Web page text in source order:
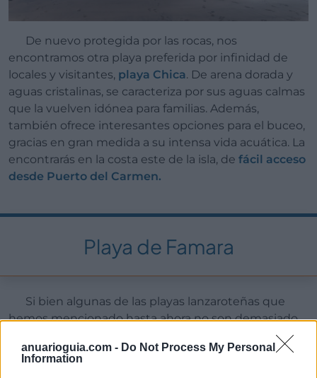
anuarioguia.com - Do Not Process My Personal
Information
De nuevo protegida por las rocas, nos
encontramos otra playa preferida por infinidad de
locales y visitantes, playa Chica. De arena dorada y
aguas cristalinas, se caracteriza por sus aguas calmas
que la vuelven idónea para familias. Además,
también ofrece interesantes opciones para el buceo,
gracias en gran medida a su intensa vida acuática. La
encontrarás en la costa este de la isla, de fácil acceso
desde Puerto del Carmen.
Playa de Famara
Si bien algunas de las playas lanzaroteñas que
hemos mencionado hasta ahora no son demasiado
en Famara tendrás la impresión de que
hay infinitos kilómetros de arena que recorrer.Sin